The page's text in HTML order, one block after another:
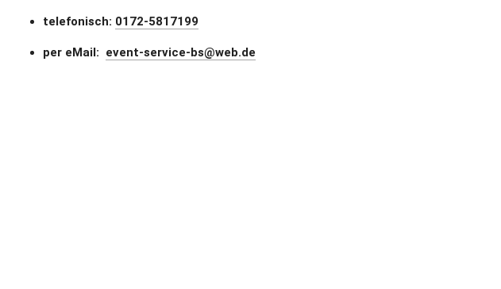
telefonisch: 0172-5817199
per eMail: event-service-bs@web.de